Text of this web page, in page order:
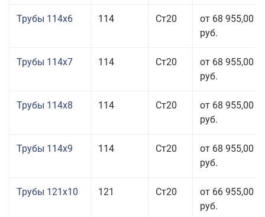
Трубы 114x6 114 Ст20
от 68 955,00
руб.
Трубы 114x7 114 Ст20
от 68 955,00
руб.
Трубы 114x8 114 Ст20
от 68 955,00
руб.
Трубы 114x9 114 Ст20
от 68 955,00
руб.
Трубы 121x10 121 Ст20
от 66 955,00
руб.